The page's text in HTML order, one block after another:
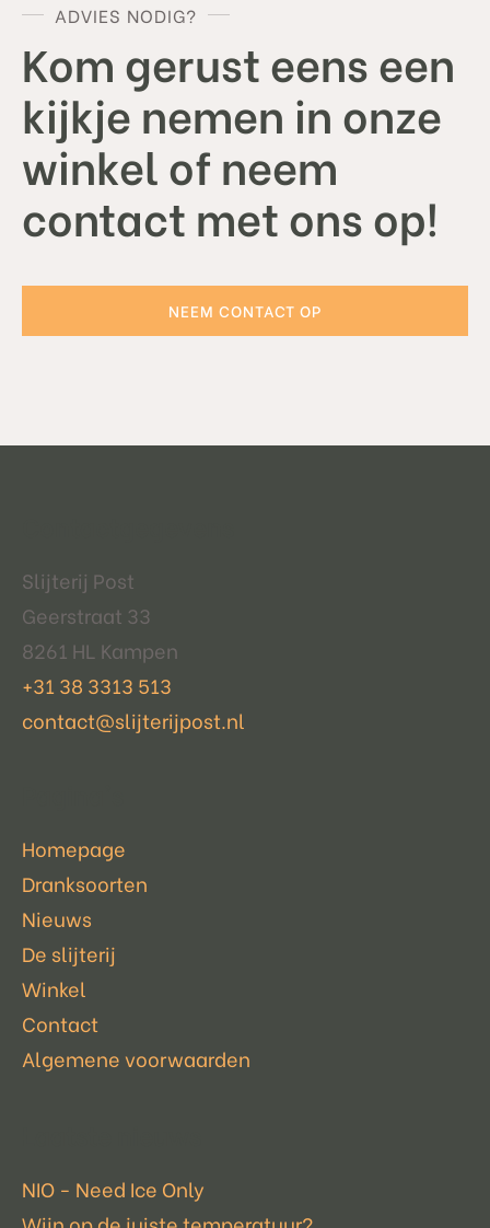
ADVIES NODIG?
Kom gerust eens een
kijkje nemen in onze
winkel of neem
contact met ons op!
NEEM CONTACT OP
Slijterij Post
Geerstraat 33
8261 HL Kampen
+31 38 3313 513
contact@slijterijpost.nl
Homepage
Dranksoorten
Nieuws
De slijterij
Winkel
Contact
Algemene voorwaarden
NIO - Need Ice Only